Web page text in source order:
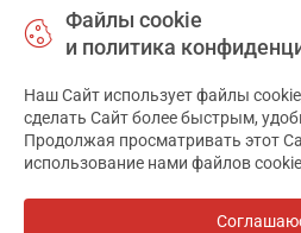
ПЕРЕД
ТОВ «АПТЕКА 911.ЮА»
Отказ от
Файлы cookie
и политика
Наш Сайт использует файлы
сделать Сайт более быстрым,
Продолжая просматривать этот
использование нами файлов